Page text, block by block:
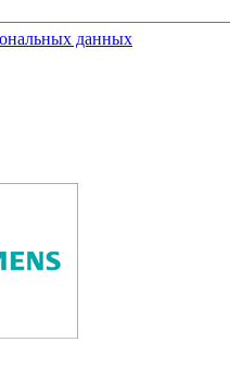
данных